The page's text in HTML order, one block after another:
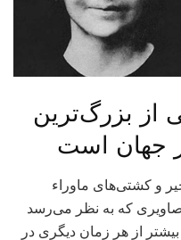
از بزرگ‌ترین
جهان است
و کشتی‌های ماوراء
که به نظر می‌رسد
بیشتر از هر زمان دیگری در